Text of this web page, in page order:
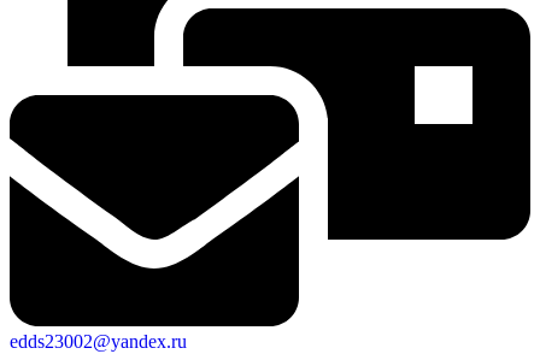
edds23002@yandex.ru